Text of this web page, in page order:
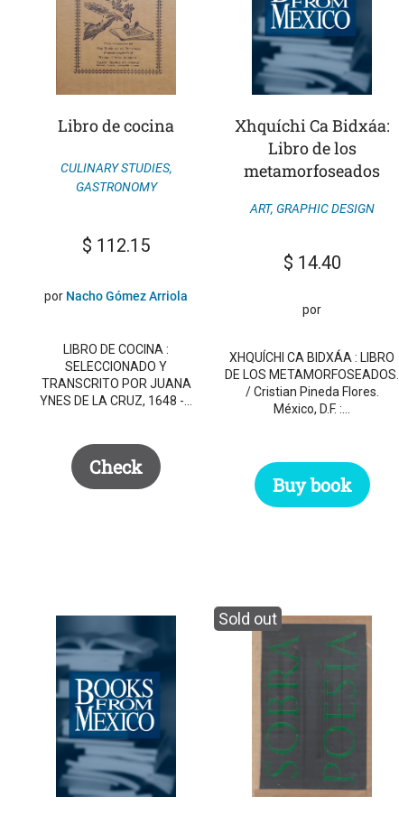
Libro de cocina
CULINARY STUDIES,
GASTRONOMY
$ 112.15
por Nacho Gómez Arriola
LIBRO DE COCINA :
SELECCIONADO Y
TRANSCRITO POR JUANA
YNES DE LA CRUZ, 1648 -…
Check
Xhquíchi Ca Bidxáa:
Libro de los
metamorfoseados
ART, GRAPHIC DESIGN
$ 14.40
por
XHQUÍCHI CA BIDXÁA : LIBRO
DE LOS METAMORFOSEADOS.
/ Cristian Pineda Flores.
México, D.F. :…
Buy book
Sold out